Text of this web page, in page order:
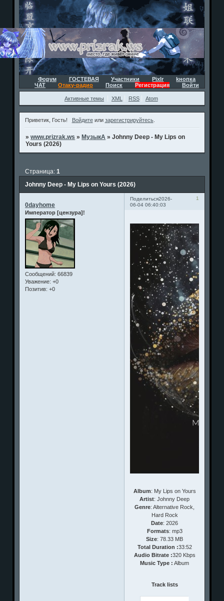
Форум ГОСТЕВАЯ Участники Pixlr
kнопка
ЧАТ
Отаку-радио Поиск Регистрация Войти
Активные темы XML RSS Atom
Приветик, Гость! Войдитеили зарегистрируйтесь.
»www.prizrak.ws » МузыкА »Johnny Deep - My Lips on
Yours (2026)
Johnny Deep - My Lips on Yours (2026)
Страница:1
Поделиться 1
2026-
06-04 06:40:03
0dayhome
Император [цензура]!
Сообщений: 66839
Уважение: +0
Позитив: +0
Album: My Lips on Yours
Artist: Johnny Deep
Genre: Alternative Rock,
Hard Rock
Date: 2026
Formats: mp3
Size: 78.33 MB
Total Duration :33:52
Audio Bitrate :320 Kbps
Music Type : Album
Track lists